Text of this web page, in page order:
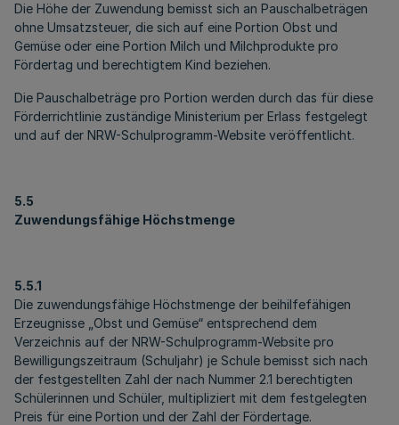
Die Höhe der Zuwendung bemisst sich an Pauschalbeträgen
ohne Umsatzsteuer, die sich auf eine Portion Obst und
Gemüse oder eine Portion Milch und Milchprodukte pro
Fördertag und berechtigtem Kind beziehen.
Die Pauschalbeträge pro Portion werden durch das für diese
Förderrichtlinie zuständige Ministerium per Erlass festgelegt
und auf der NRW-Schulprogramm-Website veröffentlicht.
5.5
Zuwendungsfähige Höchstmenge
5.5.1
Die zuwendungsfähige Höchstmenge der beihilfefähigen
Erzeugnisse „Obst und Gemüse“ entsprechend dem
Verzeichnis auf der NRW-Schulprogramm-Website pro
Bewilligungszeitraum (Schuljahr) je Schule bemisst sich nach
der festgestellten Zahl der nach Nummer 2.1 berechtigten
Schülerinnen und Schüler, multipliziert mit dem festgelegten
Preis für eine Portion und der Zahl der Fördertage.